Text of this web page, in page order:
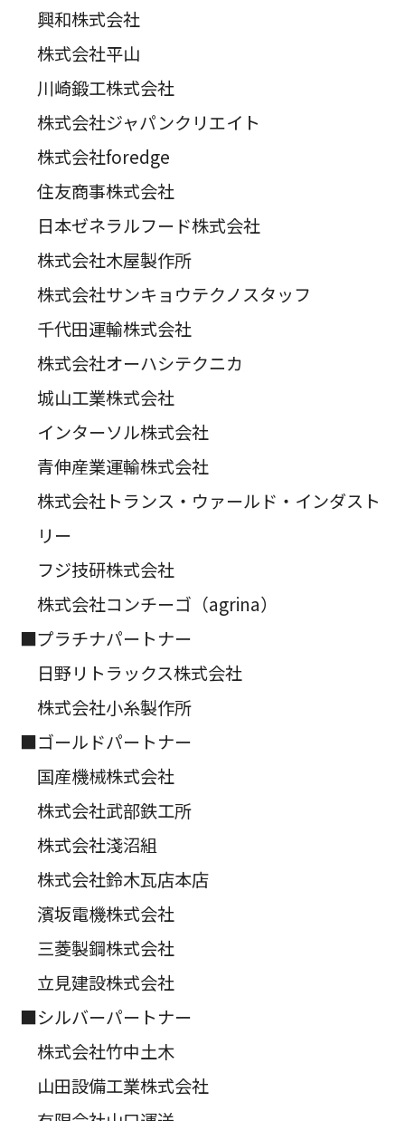
興和株式会社
株式会社平山
川崎鍛工株式会社
株式会社ジャパンクリエイト
株式会社foredge
住友商事株式会社
日本ゼネラルフード株式会社
株式会社木屋製作所
株式会社サンキョウテクノスタッフ
千代田運輸株式会社
株式会社オーハシテクニカ
城山工業株式会社
インターソル株式会社
青伸産業運輸株式会社
株式会社トランス・ウァールド・インダスト
リー
フジ技研株式会社
株式会社コンチーゴ（agrina）
■プラチナパートナー
日野リトラックス株式会社
株式会社小糸製作所
■ゴールドパートナー
国産機械株式会社
株式会社武部鉄工所
株式会社淺沼組
株式会社鈴木瓦店本店
濱坂電機株式会社
三菱製鋼株式会社
立見建設株式会社
■シルバーパートナー
株式会社竹中土木
山田設備工業株式会社